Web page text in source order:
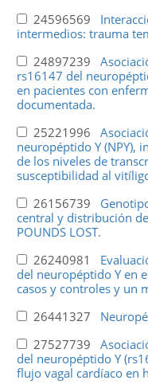
24596569
intermedios: trauma
24897239
rs16147 del
en pacientes con
documentada.
25221996
neuropéptido Y (NPY),
de los niveles de
susceptibilidad al
26156739
central y distribución
POUNDS LOST.
26240981
del neuropéptido Y en
casos y controles y un
26441327
27527739
del neuropéptido Y
flujo vagal cardíaco en